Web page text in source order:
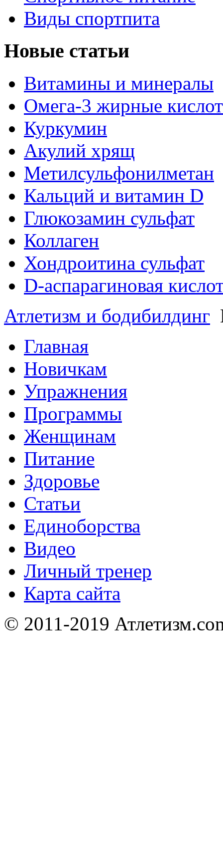
Виды спортпита
Новые статьи
Витамины и минералы
Омега-3 жирные
Куркумин
Акулий хрящ
Метилсульфонилметан
Кальций и витамин D
Глюкозамин сульфат
Коллаген
Хондроитина сульфат
D-аспарагиновая
Атлетизм и бодибилдинг
Главная
Новичкам
Упражнения
Программы
Женщинам
Питание
Здоровье
Статьи
Единоборства
Видео
Личный тренер
Карта сайта
© 2011-2019